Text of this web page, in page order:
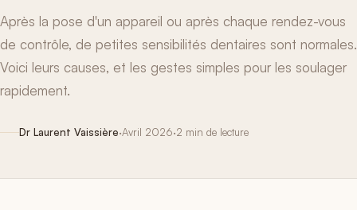
Après la pose d'un appareil ou après chaque rendez-vous
de contrôle, de petites sensibilités dentaires sont normales.
Voici leurs causes, et les gestes simples pour les soulager
rapidement.
Dr Laurent Vaissière·Avril 2026·2 min de lecture